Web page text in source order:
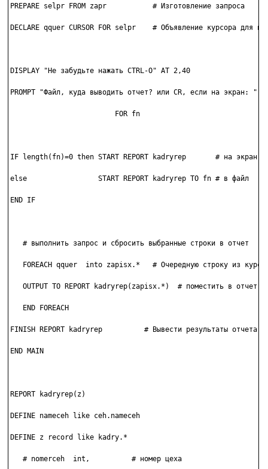
PREPARE selpr FROM zapr           # Изготовление запроса
DECLARE qquer CURSOR FOR selpr    # Объявление курсора для
DISPLAY "Не забудьте нажать CTRL-O" AT 2,40
PROMPT "Файл, куда выводить отчет? или CR, если на экран: "
                         FOR fn
IF length(fn)=0 then START REPORT kadryrep       # на экран
else                 START REPORT kadryrep TO fn # в файл
END IF
   # выполнить запрос и сбросить выбранные строки в отчет
FOREACH qquer  into zapisx.*   # Очередную строку из
   OUTPUT TO REPORT kadryrep(zapisx.*)  # поместить в отчет
   END FOREACH
FINISH REPORT kadryrep          # Вывести результаты отчета
END MAIN
REPORT kadryrep(z)
DEFINE nameceh like ceh.nameceh
DEFINE z record like kadry.*
   # nomerceh  int,          # номер цеха